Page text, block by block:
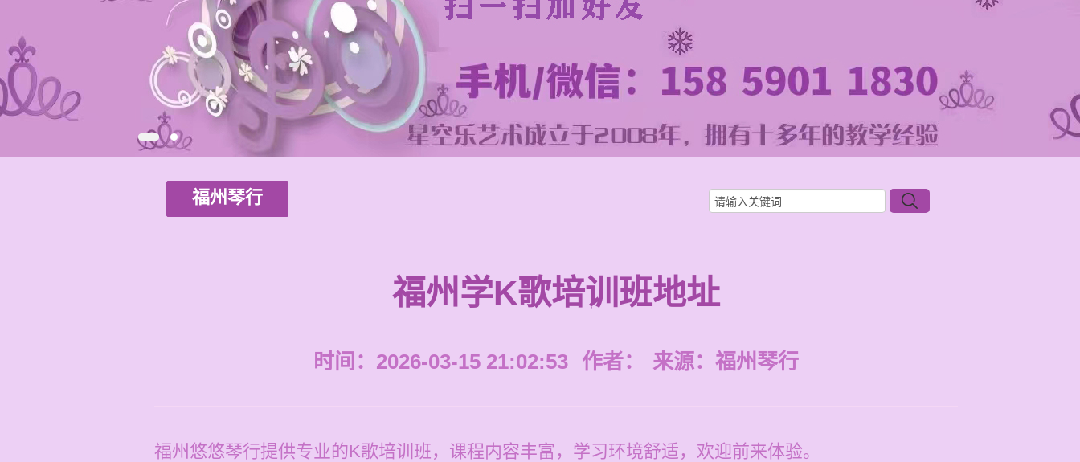
福州琴行
福州学K歌培训班地址
时间：2026-03-15 21:02:53 作者： 来源： 福州琴行
福州悠悠琴行提供专业的K歌培训班，课程内容丰富，学习环境舒适，欢迎前来体验。